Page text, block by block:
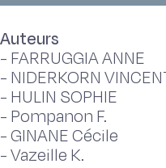
Auteurs
- FARRUGGIA ANNE
- NIDERKORN
- HULIN SOPHIE
- Pompanon F.
-GINANE Cécile
-Vazeille K.